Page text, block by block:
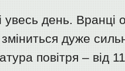
день. Вранці
дуже
повітря – від